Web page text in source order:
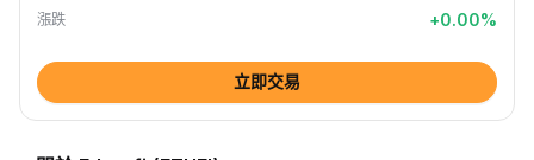
漲跌 +0.00%
立即交易